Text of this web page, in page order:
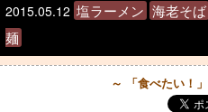
2015.05.12 塩ラーメン 海老そば
麺
～ 「食べたい！